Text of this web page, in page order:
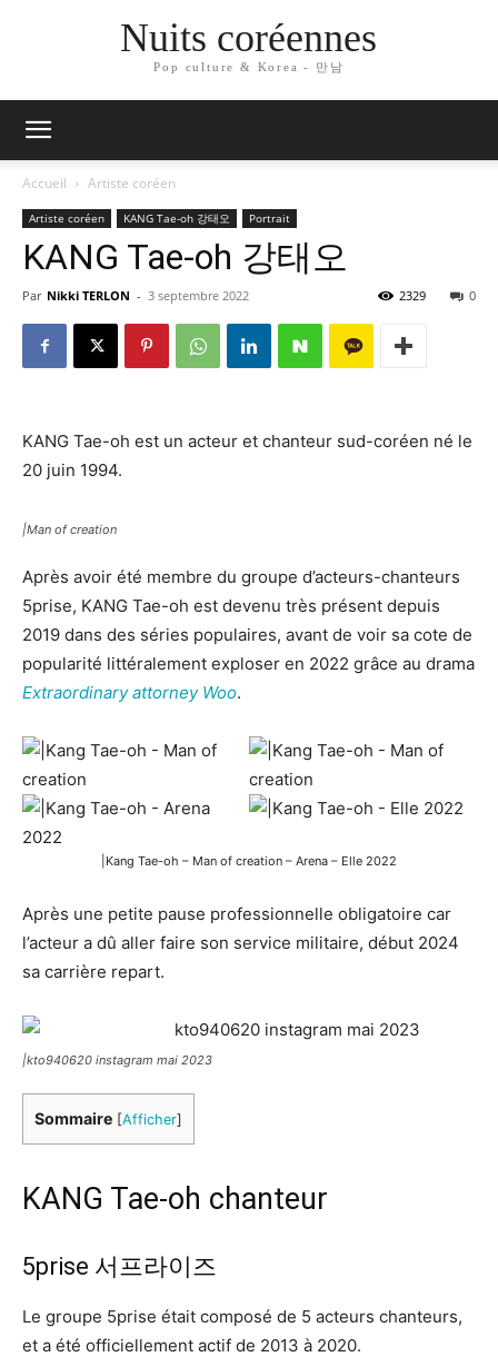
Nuits coréennes
Pop culture & Korea - 만남
Accueil Artiste coréen
Artiste coréen KANG Tae-oh 강태오 Portrait
KANG Tae-oh 강태오
Par Nikki TERLON - 3 septembre 2022 0
2329
KANG Tae-oh est un acteur et chanteur sud-coréen né le
20 juin 1994.
|Man of creation
Après avoir été membre du groupe d’acteurs-chanteurs
5prise, KANG Tae-oh est devenu très présent depuis
2019 dans des séries populaires, avant de voir sa cote de
popularité littéralement exploser en 2022 grâce au drama
Extraordinary attorney Woo.
|Kang Tae-oh – Man of creation – Arena – Elle 2022
Après une petite pause professionnelle obligatoire car
l’acteur a dû aller faire son service militaire, début 2024
sa carrière repart.
|kto940620 instagram mai 2023
Sommaire [Afficher]
KANG Tae-oh chanteur
5prise 서프라이즈
Le groupe 5prise était composé de 5 acteurs chanteurs,
et a été officiellement actif de 2013 à 2020.